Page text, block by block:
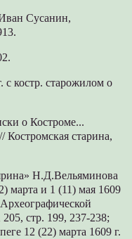
Сусанин,
с костр. старожилом о
о Костроме...
Костромская старина,
Н.Д.Вельяминова
марта и 1 (11) мая 1609
стр. 199, 237-238;
12 (22) марта 1609 г.